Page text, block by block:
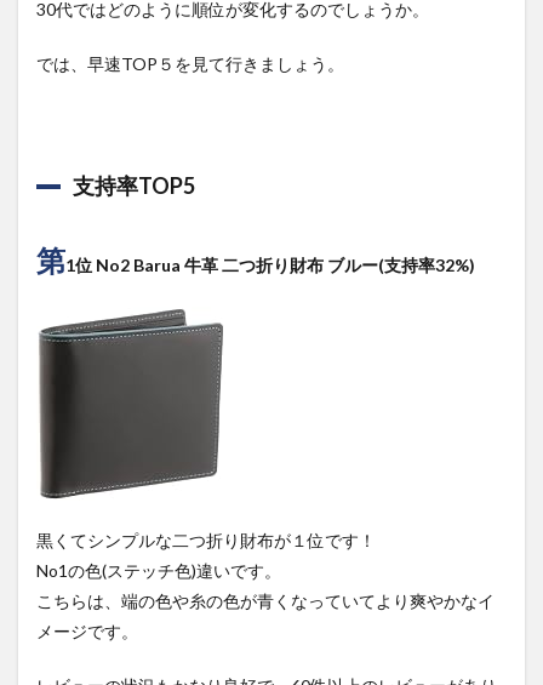
30代ではどのように順位が変化するのでしょうか。
では、早速TOP５を見て行きましょう。
支持率TOP5
第1位 No2 Barua 牛革 二つ折り財布 ブルー(支持率32%)
黒くてシンプルな二つ折り財布が１位です！
No1の色(ステッチ色)違いです。
こちらは、端の色や糸の色が青くなっていてより爽やかなイ
メージです。